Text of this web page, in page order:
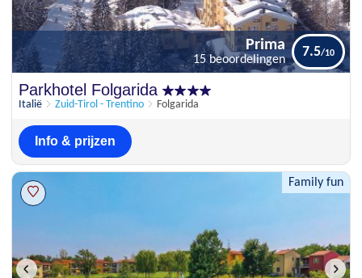
15 beoordelingen
Parkhotel Folgarida
Italië Zuid-Tirol - Trentino Folgarida
Prima
15 beoordelingen
7.5
Info & prijzen
Family fun